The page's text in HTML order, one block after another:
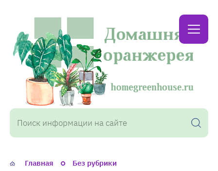
Домашняя
оранжерея
Главная Без рубрики